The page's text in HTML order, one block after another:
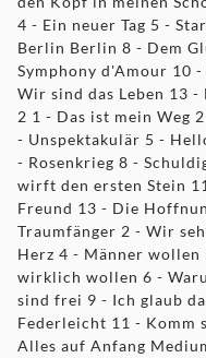
4 - Ein neuer Tag 5 -
Berlin Berlin 8 - Dem
Symphony d'Amour 10
Wir sind das Leben 13
2 1 - Das ist mein Weg
- Unspektakulär 5 -
- Rosenkrieg 8 -
wirft den ersten Stein
Freund 13 - Die
Traumfänger 2 - Wir
Herz 4 - Männer wollen
wirklich wollen 6 -
sind frei 9 - Ich glaub
Federleicht 11 - Komm
Alles auf Anfang